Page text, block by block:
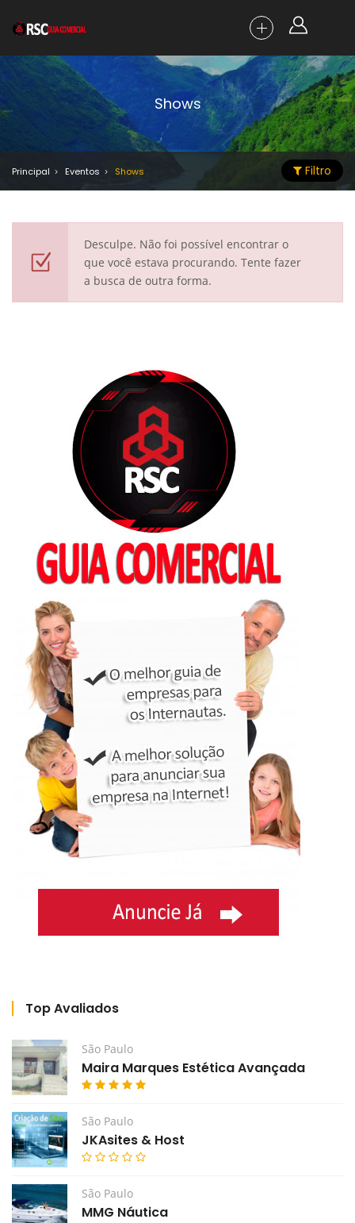
Shows
Principal Eventos Shows Filtro
Desculpe. Não foi possível encontrar o
que você estava procurando. Tente fazer
a busca de outra forma.
Top Avaliados
São Paulo
Maira Marques Estética Avançada
São Paulo
JKAsites & Host
São Paulo
MMG Náutica